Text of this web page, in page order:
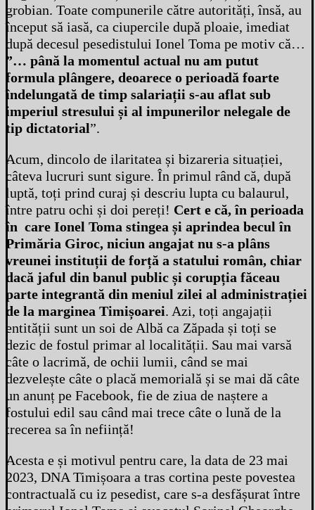
grobian. Toate compunerile către autorități, însă, au
început să iasă, ca ciupercile după ploaie, imediat
după decesul pesedistului Ionel Toma pe motiv că…
”… până la momentul actual nu am putut
formula plângere, deoarece o perioadă foarte
îndelungată de timp salariații s-au aflat sub
imperiul stresului și al impunerilor nelegale de
tip dictatorial”.
Acum, dincolo de ilaritatea și bizareria situației,
câteva lucruri sunt sigure. În primul rând că, după
luptă, toți prind curaj și descriu lupta cu balaurul,
între patru ochi și doi pereți! Cert e că, în perioada
în care Ionel Toma stingea și aprindea becul în
Primăria Giroc, niciun angajat nu s-a plâns
vreunei instituții de forță a statului român, chiar
dacă jaful din banul public și corupția făceau
parte integrantă din meniul zilei al administrației
de la marginea Timișoarei. Azi, toți angajații
entității sunt un soi de Albă ca Zăpada și toți se
dezic de fostul primar al localității. Sau mai varsă
câte o lacrimă, de ochii lumii, când se mai
dezvelește câte o placă memorială și se mai dă câte
un anunț pe Facebook, fie de ziua de naștere a
fostului edil sau când mai trece câte o lună de la
trecerea sa în neființă!
Acesta e și motivul pentru care, la data de 23 mai
2023, DNA Timișoara a tras cortina peste povestea
contractuală cu iz pesedist, care s-a desfășurat între